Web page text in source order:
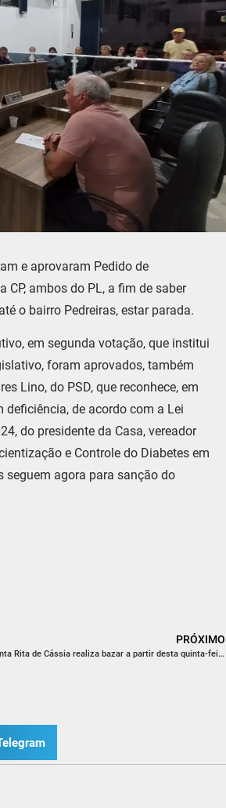
e aprovaram Pedido de
ambos do PL, a fim de saber
o bairro Pedreiras, estar parada.
em segunda votação, que institui
foram aprovados, também
Lino, do PSD, que reconhece, em
de acordo com a Lei
do presidente da Casa, vereador
e Controle do Diabetes em
seguem agora para sanção do
PRÓXIMO
(Vídeo) Paróquia Santa Rita de Cássia realiza bazar a partir desta quinta-feira